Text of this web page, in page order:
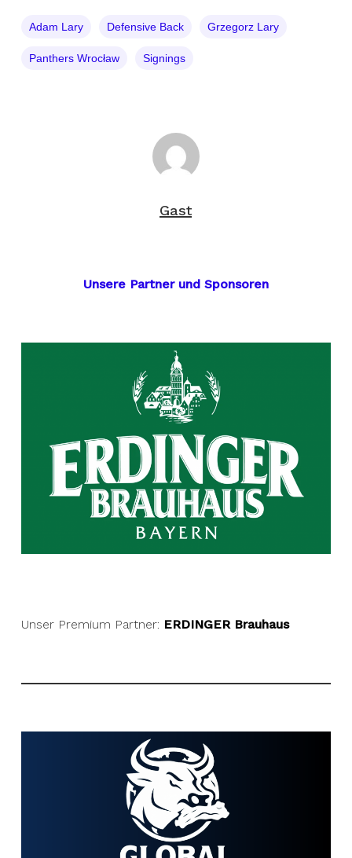
Adam Lary Defensive Back Grzegorz Lary
Panthers Wrocław Signings
Gast
Unsere Partner und Sponsoren
Unser Premium Partner: ERDINGER Brauhaus